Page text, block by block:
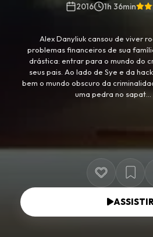
2016
1h 36min
Alex Danyliuk cansou de viver
problemas financeiros de sua
drástica: entrar para o mundo do
seus pais. Ao lado de Sye e da
bem o mundo obscuro da
uma pedra no sapat...